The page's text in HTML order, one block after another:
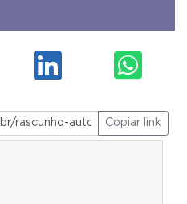
Copiar link